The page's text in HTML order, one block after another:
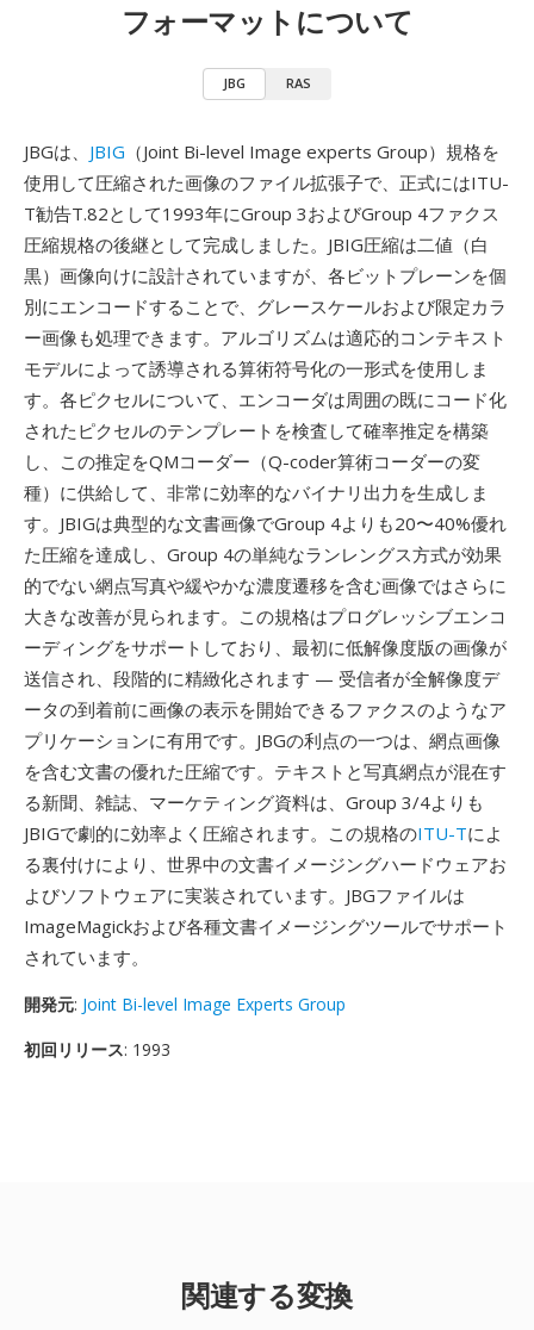
フォーマットについて
JBG RAS
JBGは、 JBIG （Joint Bi-level Image experts Group）規格を
使用して圧縮された画像のファイル拡張子で、正式にはITU-
T勧告T.82として1993年にGroup 3およびGroup 4ファクス
圧縮規格の後継として完成しました。JBIG圧縮は二値（白
黒）画像向けに設計されていますが、各ビットプレーンを個
別にエンコードすることで、グレースケールおよび限定カラ
ー画像も処理できます。アルゴリズムは適応的コンテキスト
モデルによって誘導される算術符号化の一形式を使用しま
す。各ピクセルについて、エンコーダは周囲の既にコード化
されたピクセルのテンプレートを検査して確率推定を構築
し、この推定をQMコーダー（Q-coder算術コーダーの変
種）に供給して、非常に効率的なバイナリ出力を生成しま
す。JBIGは典型的な文書画像でGroup 4よりも20〜40%優れ
た圧縮を達成し、Group 4の単純なランレングス方式が効果
的でない網点写真や緩やかな濃度遷移を含む画像ではさらに
大きな改善が見られます。この規格はプログレッシブエンコ
ーディングをサポートしており、最初に低解像度版の画像が
送信され、段階的に精緻化されます — 受信者が全解像度デ
ータの到着前に画像の表示を開始できるファクスのようなア
プリケーションに有用です。JBGの利点の一つは、網点画像
を含む文書の優れた圧縮です。テキストと写真網点が混在す
る新聞、雑誌、マーケティング資料は、Group 3/4よりも
JBIGで劇的に効率よく圧縮されます。この規格のITU-Tによ
る裏付けにより、世界中の文書イメージングハードウェアお
よびソフトウェアに実装されています。JBGファイルは
ImageMagickおよび各種文書イメージングツールでサポート
されています。
開発元: Joint Bi-level Image Experts Group
初回リリース: 1993
関連する変換